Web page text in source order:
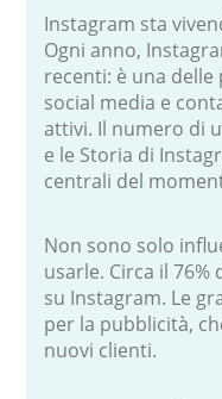
Instagram sta
Ogni anno,
recenti: è una
social media e
attivi. Il numero di
e le Storia di
centrali del
Non sono solo
usarle. Circa il
su Instagram. Le
per la pubblicità,
nuovi clienti.